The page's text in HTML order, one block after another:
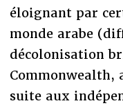
éloignant par
monde arabe
décolonisation
Commonwealth,
suite aux